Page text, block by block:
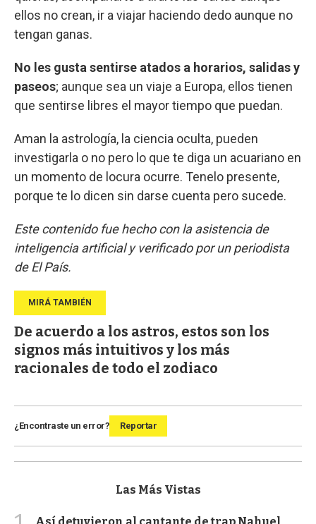
ellos no crean, ir a viajar haciendo dedo aunque no
tengan ganas.
No les gusta sentirse atados a horarios, salidas y
paseos; aunque sea un viaje a Europa, ellos tienen
que sentirse libres el mayor tiempo que puedan.
Aman la astrología, la ciencia oculta, pueden
investigarla o no pero lo que te diga un acuariano en
un momento de locura ocurre. Tenelo presente,
porque te lo dicen sin darse cuenta pero sucede.
Este contenido fue hecho con la asistencia de
inteligencia artificial y verificado por un periodista
de El País.
De acuerdo a los astros, estos son los
signos más intuitivos y los más
racionales de todo el zodiaco
¿Encontraste un error? Reportar
Las Más Vistas